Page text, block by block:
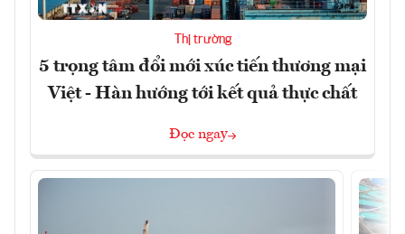
Thị trường
5 trọng tâm đổi mới xúc tiến thương mại
Việt - Hàn hướng tới kết quả thực chất
Đọc ngay